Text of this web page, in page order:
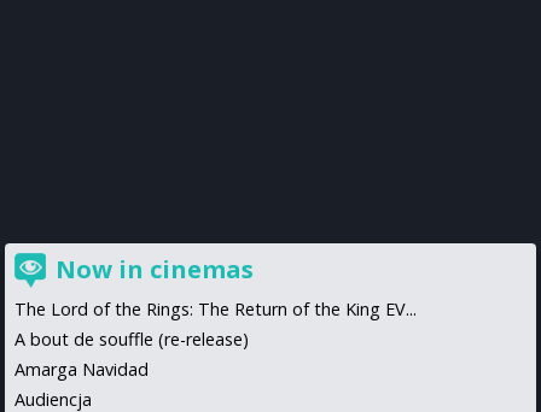
Now in cinemas
The Lord of the Rings: The Return of the King EV...
A bout de souffle (re-release)
Amarga Navidad
Audiencja